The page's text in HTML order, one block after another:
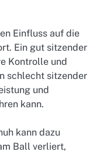
Einfluss auf die
Ein gut sitzender
Kontrolle und
schlecht sitzender
und
kann.
kann dazu
Ball verliert,